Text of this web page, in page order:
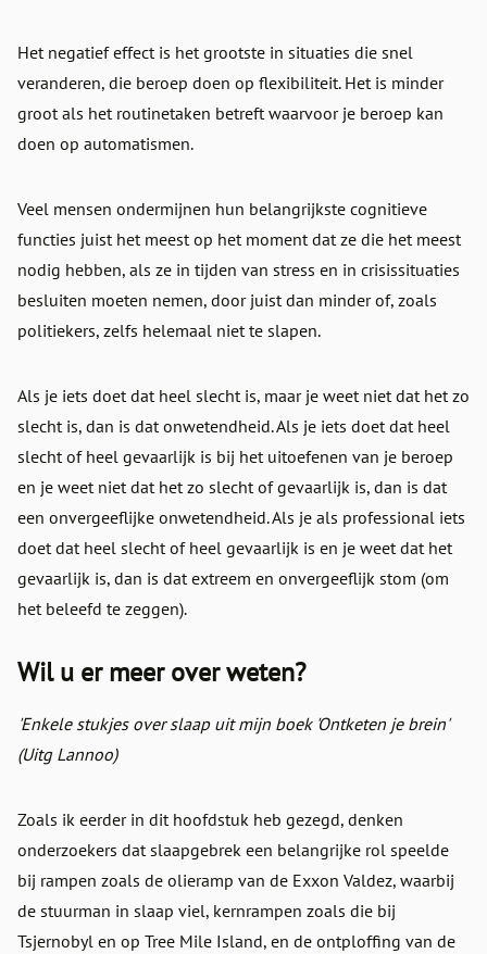
Het negatief effect is het grootste in situaties die snel
veranderen, die beroep doen op flexibiliteit. Het is minder
groot als het routinetaken betreft waarvoor je beroep kan
doen op automatismen.
Veel mensen ondermijnen hun belangrijkste cognitieve
functies juist het meest op het moment dat ze die het meest
nodig hebben, als ze in tijden van stress en in crisissituaties
besluiten moeten nemen, door juist dan minder of, zoals
politiekers, zelfs helemaal niet te slapen.
Als je iets doet dat heel slecht is, maar je weet niet dat het zo
slecht is, dan is dat onwetendheid. Als je iets doet dat heel
slecht of heel gevaarlijk is bij het uitoefenen van je beroep
en je weet niet dat het zo slecht of gevaarlijk is, dan is dat
een onvergeeflijke onwetendheid. Als je als professional iets
doet dat heel slecht of heel gevaarlijk is en je weet dat het
gevaarlijk is, dan is dat extreem en onvergeeflijk stom (om
het beleefd te zeggen).
Wil u er meer over weten?
'Enkele stukjes over slaap uit mijn boek 'Ontketen je brein'
(Uitg Lannoo)
Zoals ik eerder in dit hoofdstuk heb gezegd, denken
onderzoekers dat slaapgebrek een belangrijke rol speelde
bij rampen zoals de olieramp van de Exxon Valdez, waarbij
de stuurman in slaap viel, kernrampen zoals die bij
Tsjernobyl en op Tree Mile Island, en de ontploffing van de